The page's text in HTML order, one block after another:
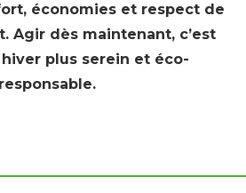
économies et respect de
Agir dès maintenant, c’est
hiver plus serein et éco-
responsable.